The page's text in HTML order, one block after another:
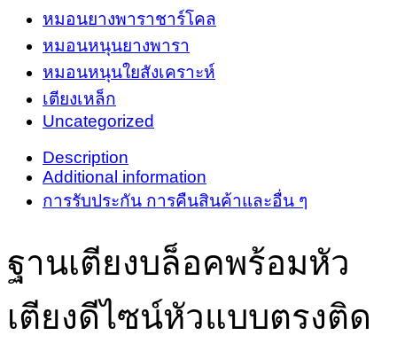
ฟุต
quantity
หมอนยางพาราชาร์โคล
หมอนหนุนยางพารา
หมอนหนุนใยสังเคราะห์
เตียงเหล็ก
Uncategorized
Description
Additional information
การรับประกัน การคืนสินค้าและอื่น ๆ
ฐานเตียงบล็อคพร้อมหัว
เตียงดีไซน์หัวแบบตรงติด